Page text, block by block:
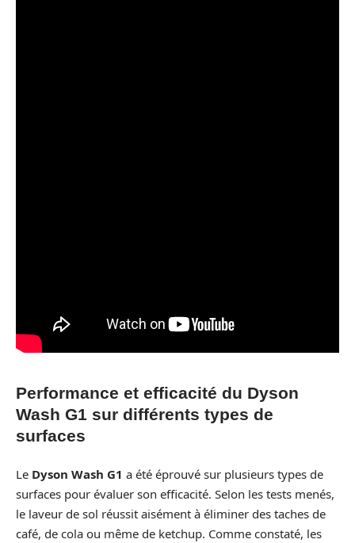
Performance et efficacité du Dyson
Wash G1 sur différents types de
surfaces
Le Dyson Wash G1 a été éprouvé sur plusieurs types de
surfaces pour évaluer son efficacité. Selon les tests menés,
le laveur de sol réussit aisément à éliminer des taches de
café, de cola ou même de ketchup. Comme constaté, les